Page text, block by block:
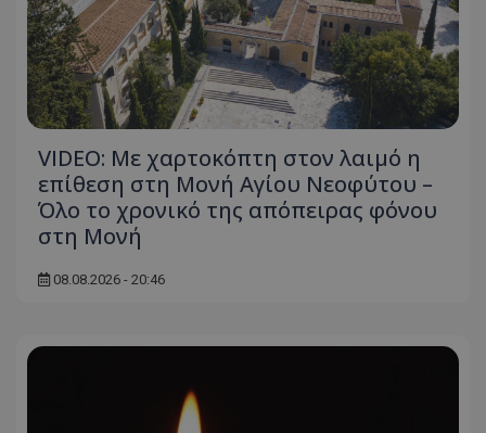
VIDEO: Με χαρτοκόπτη στον λαιμό η
επίθεση στη Μονή Αγίου Νεοφύτου –
Όλο το χρονικό της απόπειρας φόνου
στη Μονή
08.08.2026 - 20:46